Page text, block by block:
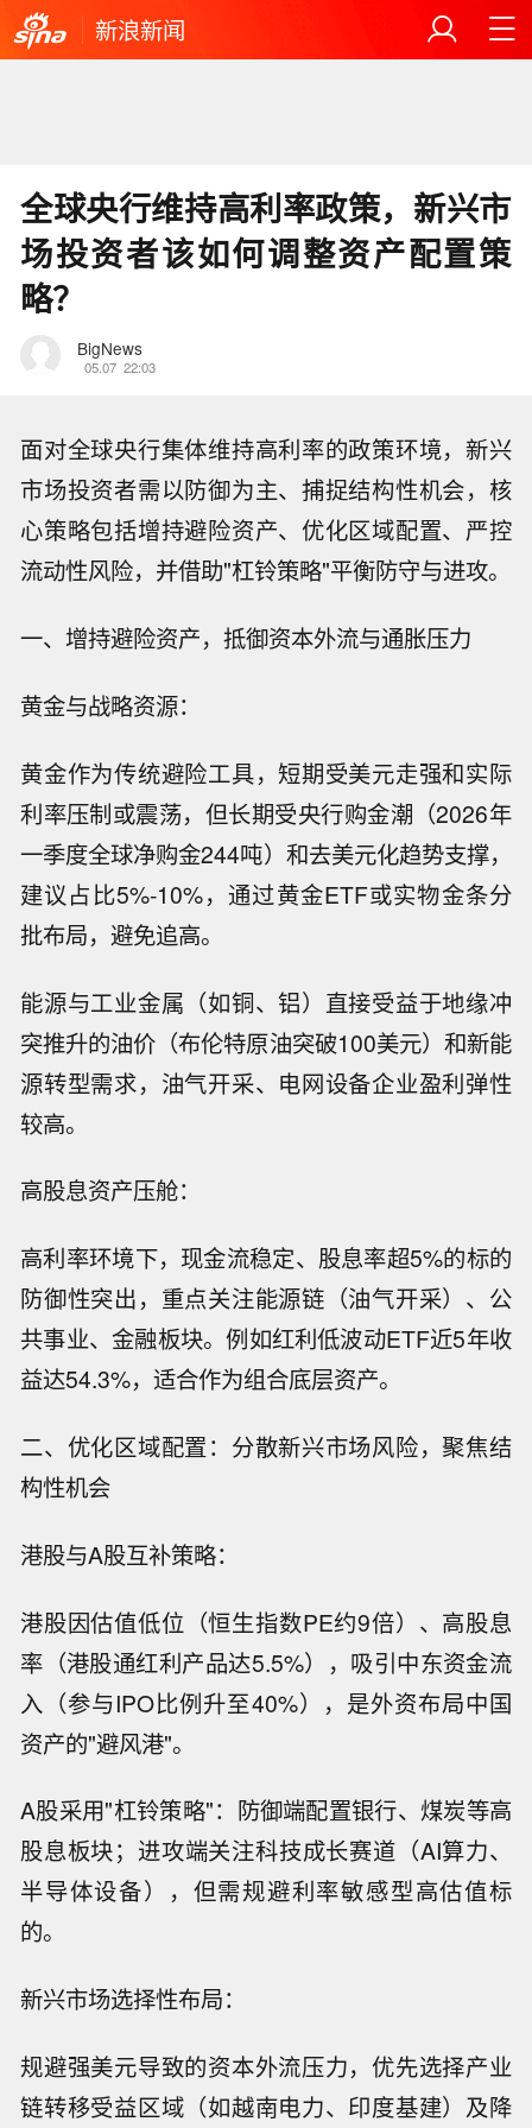
新浪新闻
全球央行维持高利率政策，新兴市
场投资者该如何调整资产配置策
略？
BigNews
05.07 22:03
面对全球央行集体维持高利率的政策环境，新兴
市场投资者需以防御为主、捕捉结构性机会，核
心策略包括增持避险资产、优化区域配置、严控
流动性风险，并借助"杠铃策略"平衡防守与进攻。
一、增持避险资产，抵御资本外流与通胀压力
黄金与战略资源：
黄金作为传统避险工具，短期受美元走强和实际
利率压制或震荡，但长期受央行购金潮（2026年
一季度全球净购金244吨）和去美元化趋势支撑，
建议占比5%-10%，通过黄金ETF或实物金条分
批布局，避免追高。
能源与工业金属（如铜、铝）直接受益于地缘冲
突推升的油价（布伦特原油突破100美元）和新能
源转型需求，油气开采、电网设备企业盈利弹性
较高。
高股息资产压舱：
高利率环境下，现金流稳定、股息率超5%的标的
防御性突出，重点关注能源链（油气开采）、公
共事业、金融板块。例如红利低波动ETF近5年收
益达54.3%，适合作为组合底层资产。
二、优化区域配置：分散新兴市场风险，聚焦结
构性机会
港股与A股互补策略：
港股因估值低位（恒生指数PE约9倍）、高股息
率（港股通红利产品达5.5%），吸引中东资金流
入（参与IPO比例升至40%），是外资布局中国
资产的"避风港"。
A股采用"杠铃策略"：防御端配置银行、煤炭等高
股息板块；进攻端关注科技成长赛道（AI算力、
半导体设备），但需规避利率敏感型高估值标
的。
新兴市场选择性布局：
规避强美元导致的资本外流压力，优先选择产业
链转移受益区域（如越南电力、印度基建）及降